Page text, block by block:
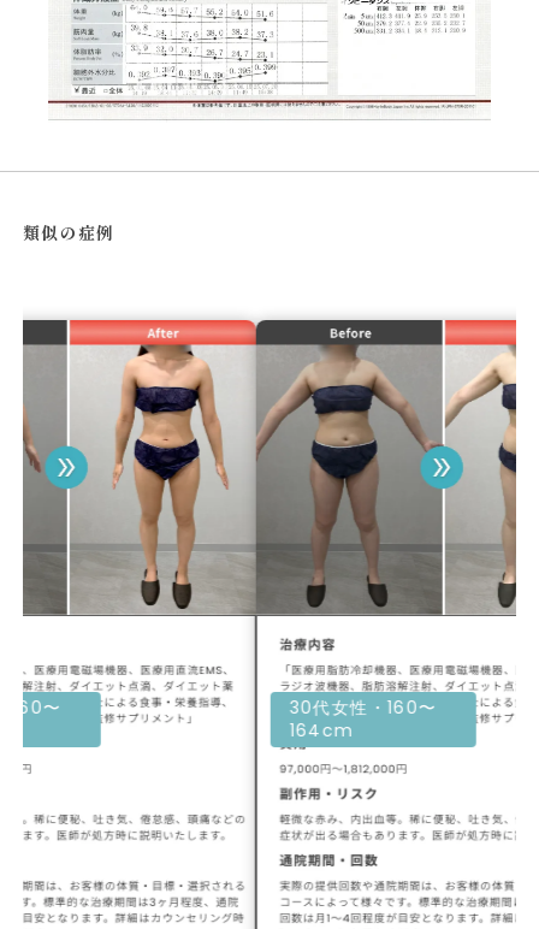
類似の症例
30代女性・160〜
164cm
30代女性・
164cm